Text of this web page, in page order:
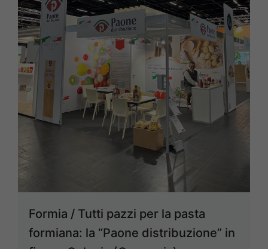
Formia / Tutti pazzi per la pasta
formiana: la “Paone distribuzione” in